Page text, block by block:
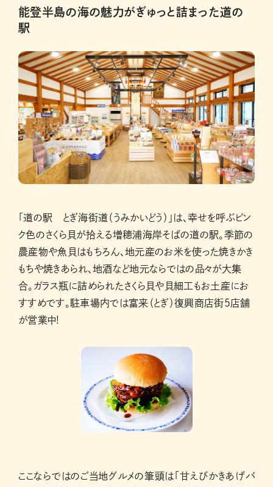
能登半島の海の魅力がぎゅっと詰まった道の
駅
「道の駅 とぎ海街道（うみかいどう）」は、幸せを呼ぶピン
ク色のさくら貝が拾える増穂浦海岸そばの道の駅。季節の
農産物や魚貝はもちろん、地元産のお米を使った焼きかき
もちや焼きあられ、地酒など地元ならではの品々が大集
合。ガラス瓶に詰められたさくら貝や貝細工もお土産にお
すすめです。駐車場内では富来（とぎ）復興商店街5店舗
が営業中!
ここならではのご当地グルメの筆頭は「甘えびかきあげバ